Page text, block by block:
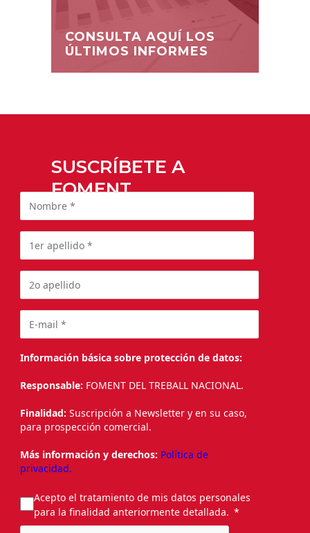
CONSULTA AQUÍ LOS
ÚLTIMOS INFORMES
SUSCRÍBETE A
FOMENT
Información básica sobre protección de datos:
Responsable: FOMENT DEL TREBALL NACIONAL.
Finalidad: Suscripción a Newsletter y en su caso,
para prospección comercial.
Más información y derechos: Política de
privacidad.
Acepto el tratamiento de mis datos personales
para la finalidad anteriormente detallada.